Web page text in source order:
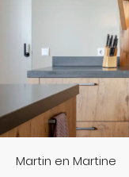
Martin en Martine